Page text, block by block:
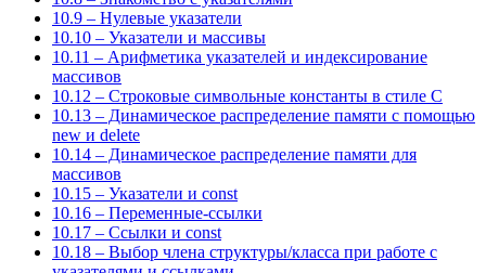
10.9 – Нулевые указатели
10.10 – Указатели и массивы
10.11 – Арифметика указателей и индексирование
массивов
10.12 – Строковые символьные константы в стиле C
10.13 – Динамическое распределение памяти с помощью
new и delete
10.14 – Динамическое распределение памяти для
массивов
10.15 – Указатели и const
10.16 – Переменные-ссылки
10.17 – Ссылки и const
10.18 – Выбор члена структуры/класса при работе с